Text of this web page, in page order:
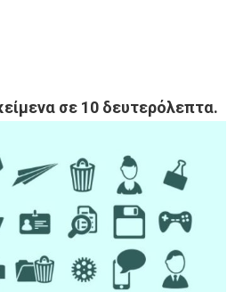
σε 10 δευτερόλεπτα.